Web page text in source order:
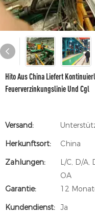
Hito Aus China Liefert
Feuerverzinkungslinie Und Cgl
Versand:
Herkunftsort:
China
Zahlungen:
L/C, D/A,
OA
Garantie:
12
Kundendienst: Ja